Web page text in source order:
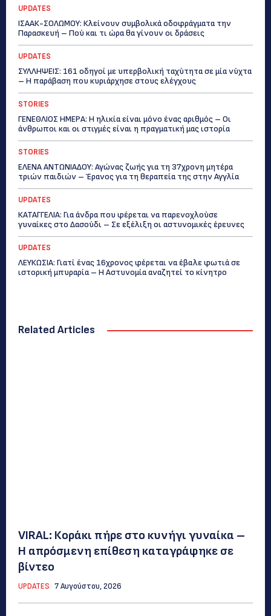
UPDATES
ΙΣΑΑΚ-ΣΟΛΩΜΟΥ: Κλείνουν συμβολικά οδοφράγματα την
Παρασκευή – Πού και τι ώρα θα γίνουν οι δράσεις
UPDATES
ΣΥΛΛΗΨΕΙΣ: 161 οδηγοί με υπερβολική ταχύτητα σε μία νύχτα
– Η παράβαση που κυριάρχησε στους ελέγχους
STORIES
ΓΕΝΕΘΛΙΟΣ ΗΜΕΡΑ: Η ηλικία είναι μόνο ένας αριθμός – Οι
άνθρωποι και οι στιγμές είναι η πραγματική μας ιστορία
STORIES
ΕΛΕΝΑ ΑΝΤΩΝΙΑΔΟΥ: Αγώνας ζωής για τη 37χρονη μητέρα
τριών παιδιών – Έρανος για τη θεραπεία της στην Αγγλία
UPDATES
ΚΑΤΑΓΓΕΛΙΑ: Για άνδρα που φέρεται να παρενοχλούσε
γυναίκες στο Δασούδι – Σε εξέλιξη οι αστυνομικές έρευνες
UPDATES
ΛΕΥΚΩΣΙΑ: Γιατί ένας 16χρονος φέρεται να έβαλε φωτιά σε
ιστορική μπυραρία – Η Αστυνομία αναζητεί το κίνητρο
Related Articles
VIRAL: Κοράκι πήρε στο κυνήγι γυναίκα –
Η απρόσμενη επίθεση καταγράφηκε σε
βίντεο
UPDATES 7 Αυγούστου, 2026